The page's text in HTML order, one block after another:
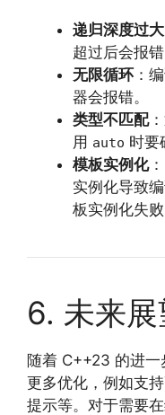
递归深度过大
超过后会报
无限循环：
器会报错。
类型不匹配
用 auto 时要
模板实例化：
实例化导致
板实例化失败
6. 未来展
随着 C++23 的进一
更多优化，例如支
提示等。对于需要